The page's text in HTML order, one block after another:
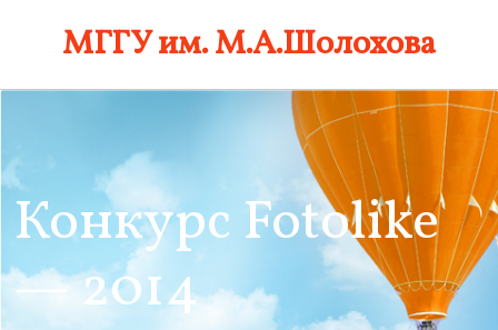
МГГУ им. М.А.Шолохова
Конкурс Fotolike
— 2014